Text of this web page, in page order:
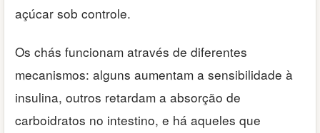
açúcar sob controle.
Os chás funcionam através de diferentes
mecanismos: alguns aumentam a sensibilidade à
insulina, outros retardam a absorção de
carboidratos no intestino, e há aqueles que